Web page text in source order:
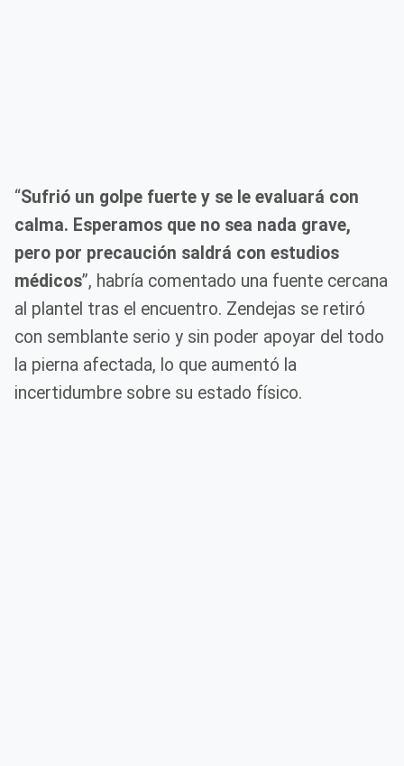
“Sufrió un golpe fuerte y se le evaluará con
calma. Esperamos que no sea nada grave,
pero por precaución saldrá con estudios
médicos”, habría comentado una fuente cercana
al plantel tras el encuentro. Zendejas se retiró
con semblante serio y sin poder apoyar del todo
la pierna afectada, lo que aumentó la
incertidumbre sobre su estado físico.